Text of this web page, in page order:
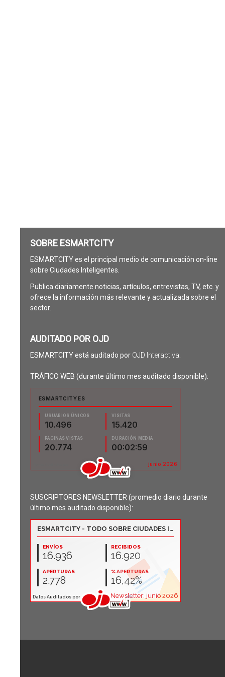
SOBRE ESMARTCITY
ESMARTCITY es el principal medio de comunicación on-line
sobre Ciudades Inteligentes.
Publica diariamente noticias, artículos, entrevistas, TV, etc. y
ofrece la información más relevante y actualizada sobre el
sector.
AUDITADO POR OJD
ESMARTCITY está auditado por OJD Interactiva
TRÁFICO WEB (durante último mes auditado disponible):
SUSCRIPTORES NEWSLETTER (promedio diario durante
último mes auditado disponible):